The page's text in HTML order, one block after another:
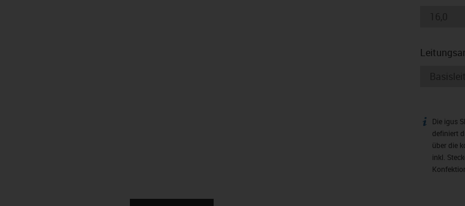
igus-Die igus
definiert
über die
inkl.